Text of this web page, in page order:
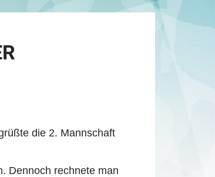
die 2. Mannschaft
Dennoch rechnete man